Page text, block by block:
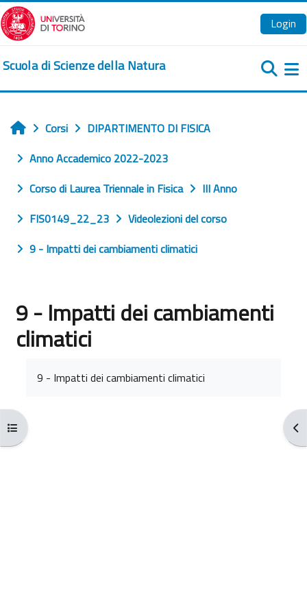
Vai al contenuto principale
Login
Scuola di Scienze della Natura
Apri indice del corso
Home
Corsi
DIPARTIMENTO DI FISICA
Anno Accademico 2022-2023
Corso di Laurea Triennale in Fisica
III Anno
FIS0149_22_23
Videolezioni del corso
9 - Impatti dei cambiamenti climatici
9 - Impatti dei cambiamenti
climatici
9 - Impatti dei cambiamenti climatici